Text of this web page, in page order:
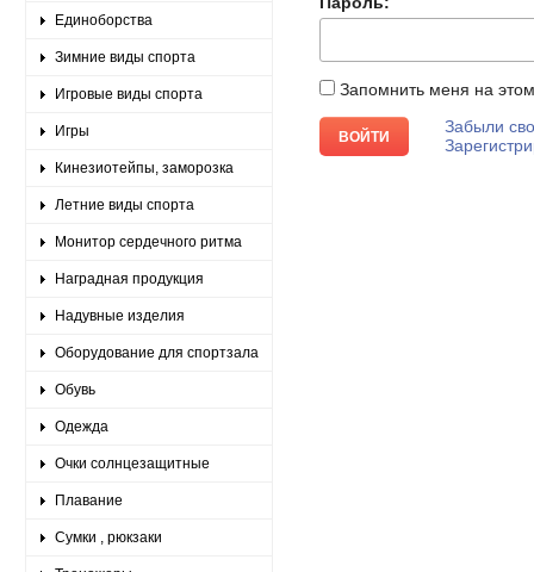
Единоборства
Зимние виды спорта
Игровые виды спорта
Игры
Кинезиотейпы, заморозка
Летние виды спорта
Монитор сердечного ритма
Наградная продукция
Надувные изделия
Оборудование для спортзала
Обувь
Одежда
Очки солнцезащитные
Плавание
Сумки , рюкзаки
Запомнить меня на
Забыли